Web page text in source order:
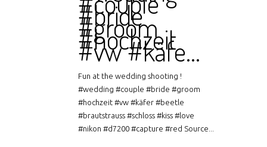
#bride
#groom
#hochzeit
#vw #käfe…
Fun at the wedding shooting !
#wedding #couple #bride #groom
#hochzeit #vw #käfer #beetle
#brautstrauss #schloss #kiss #love
#nikon #d7200 #capture #red Source...